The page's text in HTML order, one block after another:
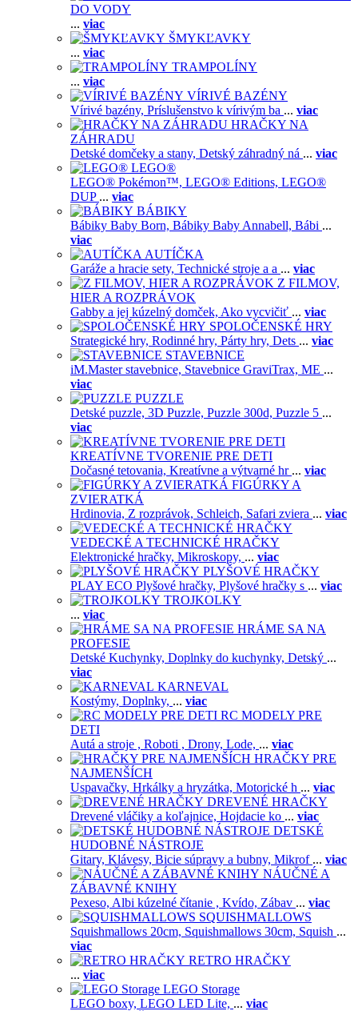
DO VODY
... viac
ŠMYKĽAVKY
... viac
TRAMPOLÍNY
... viac
VÍRIVÉ BAZÉNY
Vírivé bazény, Príslušenstvo k vírivým ba ... viac
HRAČKY NA
ZÁHRADU
Detské domčeky a stany, Detský záhradný ná ... viac
LEGO®
LEGO® Pokémon™, LEGO® Editions, LEGO®
DUP ... viac
BÁBIKY
Bábiky Baby Born, Bábiky Baby Annabell, Bábi ...
viac
AUTÍČKA
Garáže a hracie sety, Technické stroje a a ... viac
Z FILMOV,
HIER A ROZPRÁVOK
Gabby a jej kúzelný domček, Ako vycvičiť ... viac
SPOLOČENSKÉ HRY
Strategické hry, Rodinné hry, Párty hry, Dets ... viac
STAVEBNICE
iM.Master stavebnice, Stavebnice GraviTrax, ME ...
viac
PUZZLE
Detské puzzle, 3D Puzzle, Puzzle 300d, Puzzle 5 ...
viac
KREATÍVNE TVORENIE PRE DETI
Dočasné tetovania, Kreatívne a výtvarné hr ... viac
FIGÚRKY A
ZVIERATKÁ
Hrdinovia, Z rozprávok, Schleich, Safari zviera ... viac
VEDECKÉ A TECHNICKÉ HRAČKY
Elektronické hračky, Mikroskopy, ... viac
PLYŠOVÉ HRAČKY
PLAY ECO Plyšové hračky, Plyšové hračky s ... viac
TROJKOLKY
... viac
HRÁME SA NA
PROFESIE
Detské Kuchynky, Doplnky do kuchynky, Detský ...
viac
KARNEVAL
Kostýmy, Doplnky, ... viac
RC MODELY PRE
DETI
Autá a stroje , Roboti , Drony, Lode, ... viac
HRAČKY PRE
NAJMENŠÍCH
Uspavačky, Hrkálky a hryzátka, Motorické h ... viac
DREVENÉ HRAČKY
Drevené vláčiky a koľajnice, Hojdacie ko ... viac
DETSKÉ
HUDOBNÉ NÁSTROJE
Gitary, Klávesy, Bicie súpravy a bubny, Mikrof ... viac
NÁUČNÉ A
ZÁBAVNÉ KNIHY
Pexeso, Albi kúzelné čítanie , Kvído, Zábav ... viac
SQUISHMALLOWS
Squishmallows 20cm, Squishmallows 30cm, Squish ...
viac
RETRO HRAČKY
... viac
LEGO Storage
LEGO boxy, LEGO LED Lite, ... viac